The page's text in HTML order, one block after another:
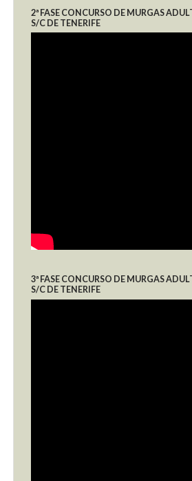
2ª FASE CONCURSO DE MURGAS
S/C DE TENERIFE
3ª FASE CONCURSO DE MURGAS
S/C DE TENERIFE